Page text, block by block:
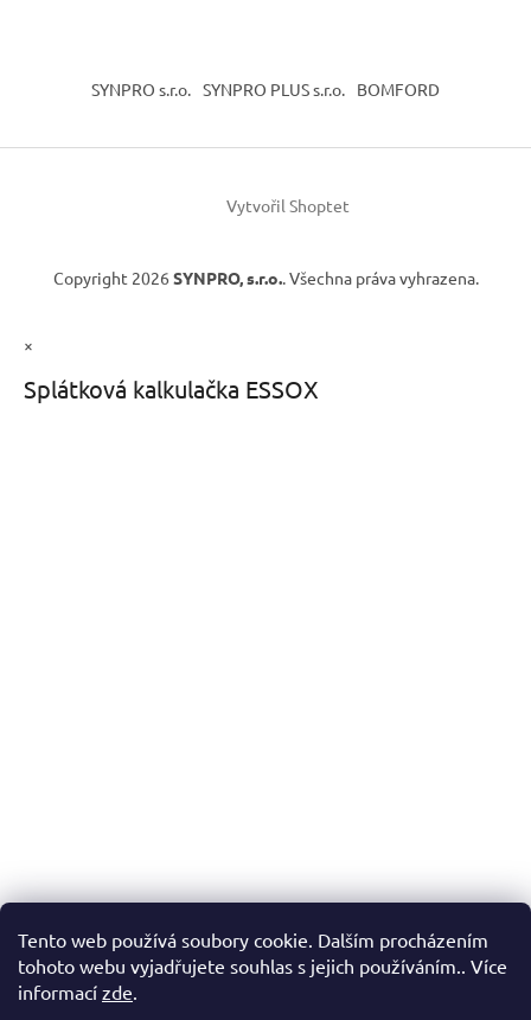
Tento web používá soubory cookie. Dalším procházením
tohoto webu vyjadřujete souhlas s jejich používáním.. Více
informací zde.
SYNPRO s.r.o. SYNPRO PLUS s.r.o. BOMFORD
Vytvořil Shoptet
Copyright 2026 SYNPRO, s.r.o.. Všechna práva vyhrazena.
×
Splátková kalkulačka ESSOX